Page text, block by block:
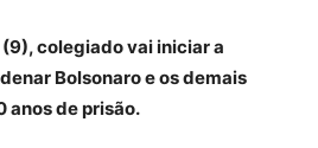
colegiado vai iniciar a
Bolsonaro e os demais
anos de prisão.